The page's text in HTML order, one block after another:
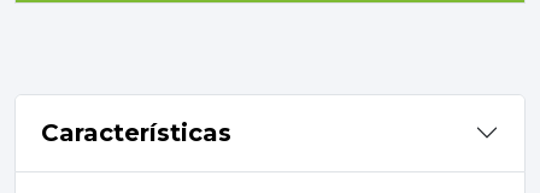
Características